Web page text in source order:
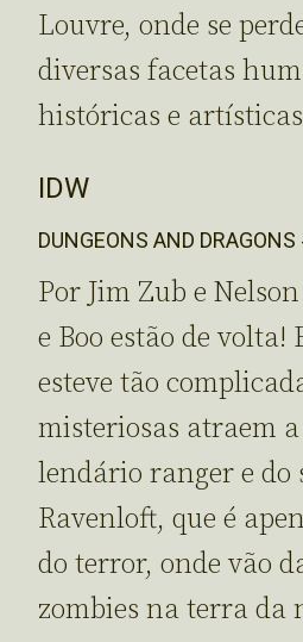
Louvre, onde se
diversas facetas
históricas e
IDW
DUNGEONS AND DRAGONS
Por Jim Zub e
e Boo estão de
esteve tão
misteriosas atraem
lendário ranger e do
Ravenloft, que é
do terror, onde vão
zombies na terra da